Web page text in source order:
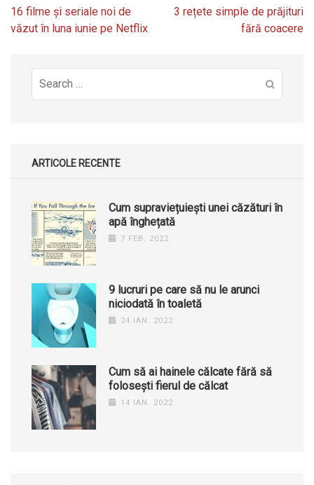
Navigare
în
16 filme și seriale noi de
văzut în luna iunie pe Netflix
3 rețete simple de prăjituri
fără coacere
Search
for:
ARTICOLE RECENTE
Cum supraviețuiești unei căzături în
apă înghețată
7 FEB. 2022
9 lucruri pe care să nu le arunci
niciodată în toaletă
24 IAN. 2022
Cum să ai hainele călcate fără să
folosești fierul de călcat
14 IAN. 2022